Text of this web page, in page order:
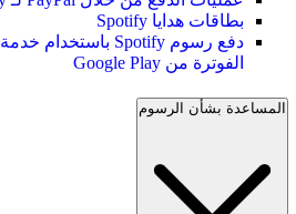
بطاقات هدايا Spotify
دفع رسوم Spotify باستخدام خدمة
الفوترة من Google Play
المساعدة بشأن الرسوم